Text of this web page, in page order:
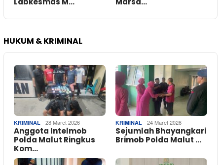
HUKUM & KRIMINAL
KRIMINAL 28 Maret 2026
Anggota Intelmob
Polda Malut Ringkus
Kom…
KRIMINAL 24 Maret 2026
Sejumlah Bhayangkari
Brimob Polda Malut …